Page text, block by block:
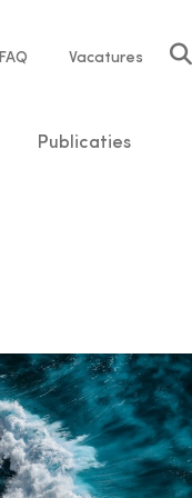
FAQ Vacatures
Publicaties